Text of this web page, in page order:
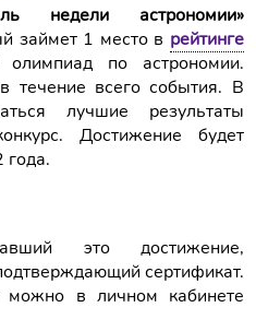
недели астрономии»
займет 1 место в рейтинге
олимпиад по астрономии.
течение всего события. В
лучшие результаты
Достижение будет
года.
это достижение,
сертификат.
можно в личном кабинете